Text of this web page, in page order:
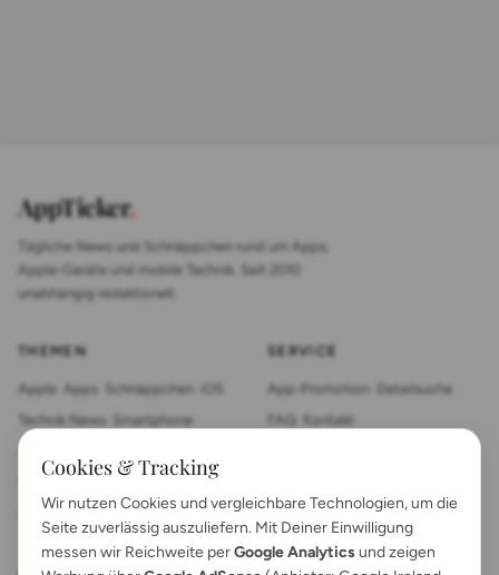
AppTicker.
Tägliche News und Schnäppchen rund um Apps,
Apple-Geräte und mobile Technik. Seit 2010
unabhängig redaktionell.
THEMEN
Apple Apps Schnäppchen
Technik News
Smartphone
Anleitungen Gadgets
SERVICE
App-Promotion
Detailsuche
FAQ
Kontakt
Cookies & Tracking
Wir nutzen Cookies und vergleichbare Technologien, um die
Seite zuverlässig auszuliefern. Mit Deiner Einwilligung
messen wir Reichweite perGoogle Analyticsund zeigen